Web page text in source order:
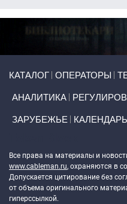
КАТАЛОГ ОПЕРАТОРЫ
АНАЛИТИКА
ЗАРУБЕЖЬЕ КАЛЕНДАРЬ
Все права на материалы и
www.cableman.ru, охраняются в
Допускается цитирование без
от объема оригинального
гиперссылкой.